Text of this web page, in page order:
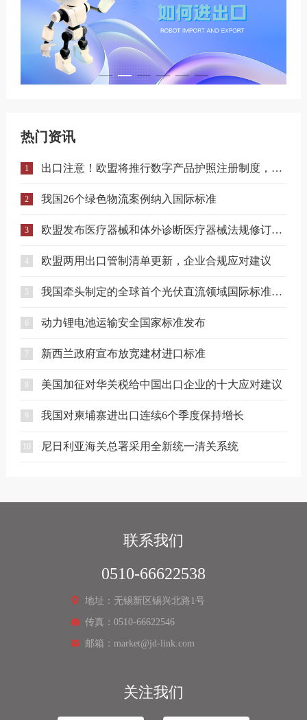
热门资讯
1 出口注意！欧盟将推行数字产品护照注册制度，合规门槛进一步提升！
2 我国26个绿色物流案例纳入国际标准
3 欧盟发布医疗器械和体外诊断医疗器械法规修订提案
4 欧盟两用出口管制清单更新，企业合规应对建议
5 我国牵头制定的全球首个光伏直流领域国际标准正式发布
6 动力锂电池运输安全国家标准发布
7 新西兰政府宣布放宽建材进口标准
8 美国加征对华关税给中国出口企业的十大应对建议
9 我国对柬埔寨进出口连续6个季度保持增长
10 尼日利亚海关总署采用全新统一清关系统
联系我们
0510-66622538
地址：无锡新区锡兴北路1号
传真：0510-66622546
邮箱：market@jd-link.com
关注我们